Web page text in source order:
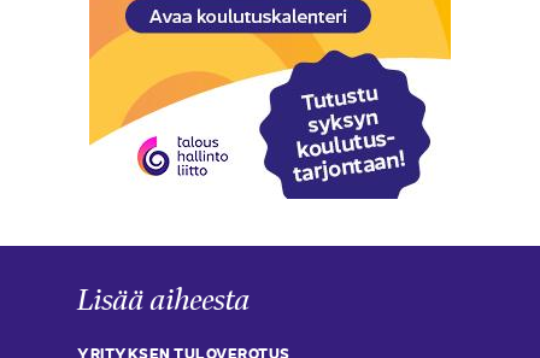
Lisää aiheesta
YRITYKSEN TULOVEROTUS